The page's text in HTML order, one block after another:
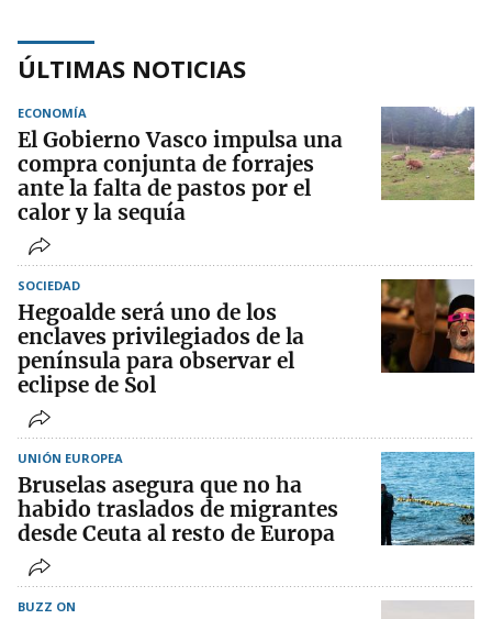
ÚLTIMAS NOTICIAS
ECONOMÍA
El Gobierno Vasco impulsa una
compra conjunta de forrajes
ante la falta de pastos por el
calor y la sequía
SOCIEDAD
Hegoalde será uno de los
enclaves privilegiados de la
península para observar el
eclipse de Sol
UNIÓN EUROPEA
Bruselas asegura que no ha
habido traslados de migrantes
desde Ceuta al resto de Europa
BUZZ ON